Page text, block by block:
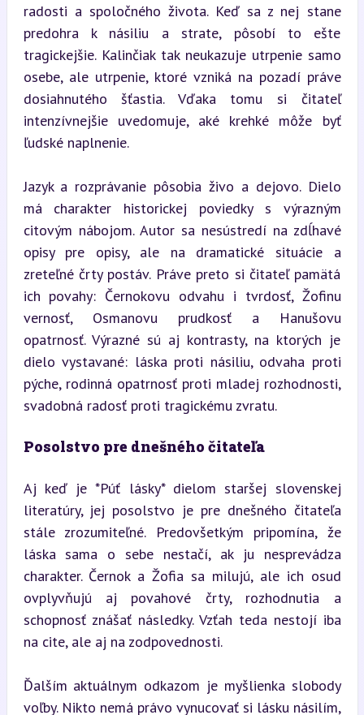
radosti a spoločného života. Keď sa z nej stane
predohra k násiliu a strate, pôsobí to ešte
tragickejšie. Kalinčiak tak neukazuje utrpenie samo
osebe, ale utrpenie, ktoré vzniká na pozadí práve
dosiahnutého šťastia. Vďaka tomu si čitateľ
intenzívnejšie uvedomuje, aké krehké môže byť
ľudské naplnenie.
Jazyk a rozprávanie pôsobia živo a dejovo. Dielo
má charakter historickej poviedky s výrazným
citovým nábojom. Autor sa nesústredí na zdĺhavé
opisy pre opisy, ale na dramatické situácie a
zreteľné črty postáv. Práve preto si čitateľ pamätá
ich povahy: Černokovu odvahu i tvrdosť, Žofinu
vernosť, Osmanovu prudkosť a Hanušovu
opatrnosť. Výrazné sú aj kontrasty, na ktorých je
dielo vystavané: láska proti násiliu, odvaha proti
pýche, rodinná opatrnosť proti mladej rozhodnosti,
svadobná radosť proti tragickému zvratu.
Posolstvo pre dnešného čitateľa
Aj keď je *Púť lásky* dielom staršej slovenskej
literatúry, jej posolstvo je pre dnešného čitateľa
stále zrozumiteľné. Predovšetkým pripomína, že
láska sama o sebe nestačí, ak ju nesprevádza
charakter. Černok a Žofia sa milujú, ale ich osud
ovplyvňujú aj povahové črty, rozhodnutia a
schopnosť znášať následky. Vzťah teda nestojí iba
na cite, ale aj na zodpovednosti.
Ďalším aktuálnym odkazom je myšlienka slobody
voľby. Nikto nemá právo vynucovať si lásku násilím,